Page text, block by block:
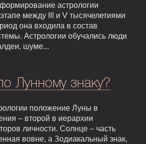
астрологии
между III и V тысячелетиями
она входила в состав
Астрологии обучались люди
шуме...
Лунному знаку?
положение Луны в
– второй в иерархии
личности. Солнце – часть
вовне, а Зодиакальный знак,